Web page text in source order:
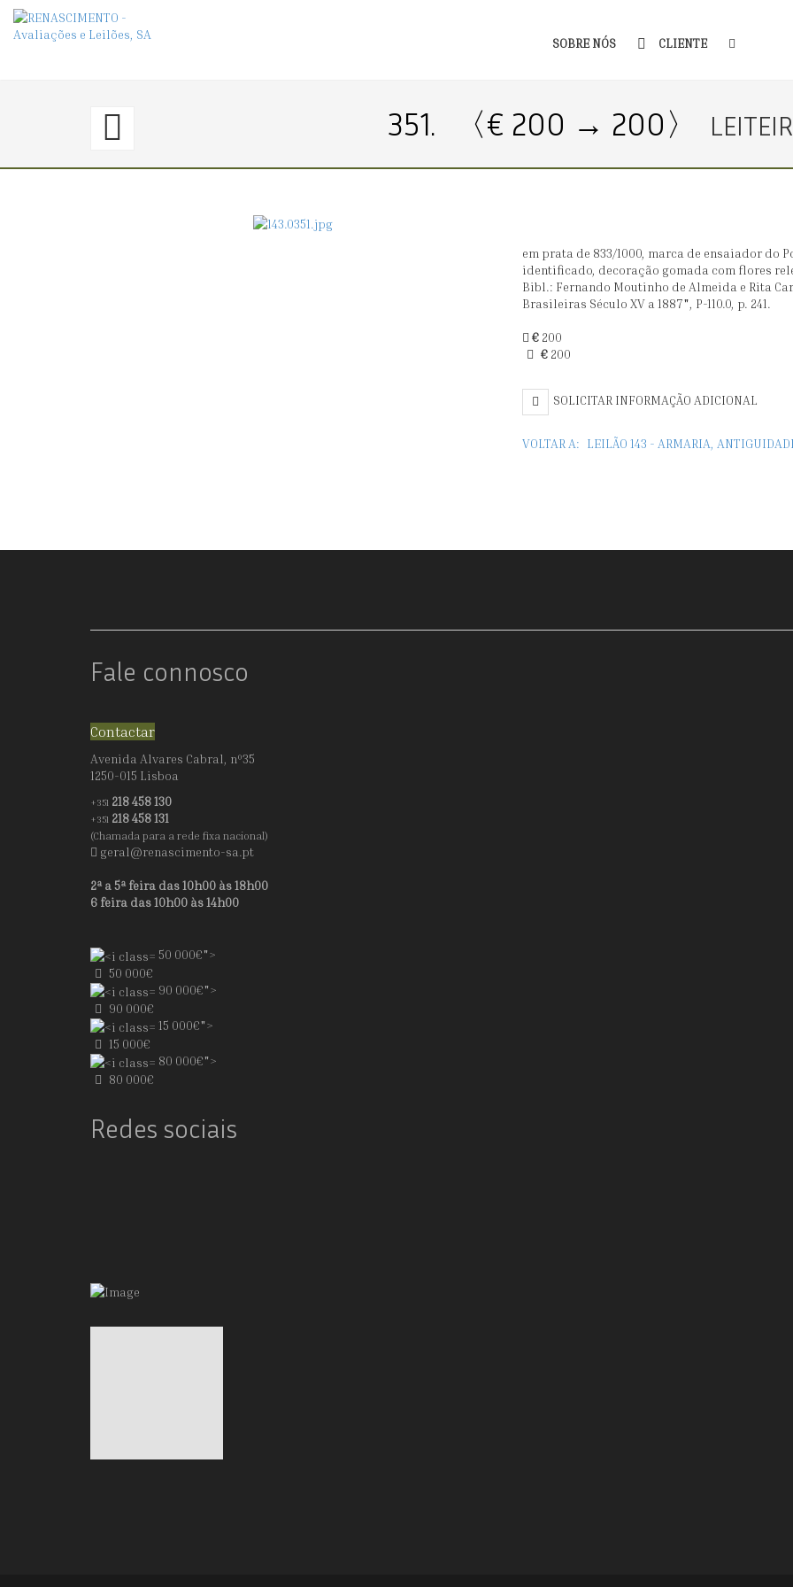
SOBRE NÓS CLIENTE
351. 〈€ 200 → 200〉
〈€
em prata de 833/1000, marca de ensaiador do
identificado, decoração gomada com flores
Bibl.: Fernando Moutinho de Almeida e Rita
Brasileiras Século XV a 1887", P-110.0, p. 241.
€ 200
€200
SOLICITAR INFORMAÇÃO ADICIONAL
VOLTAR A: LEILÃO 143 - ARMARIA,
Fale connosco
Contactar
Avenida Alvares Cabral, nº35
1250-015 Lisboa
+351 218 458 130
+351 218 458 131
(Chamada para a rede fixa nacional)
geral@renascimento-sa.pt
2ª a 5ª feira das 10h00 às 18h00
6 feira das 10h00 às 14h00
50 000€">
50 000€
90 000€">
90 000€
15 000€">
15 000€
80 000€">
80 000€
Redes sociais